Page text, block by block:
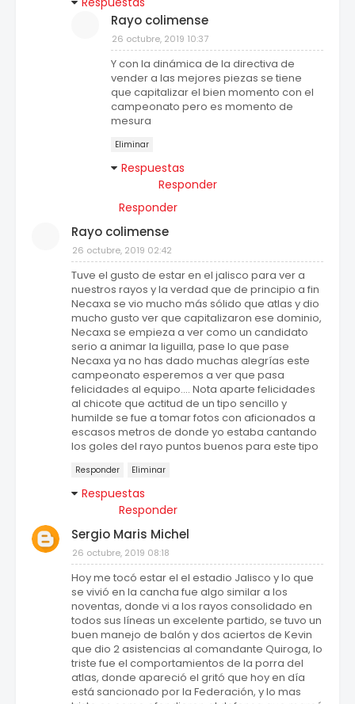
Rayo colimense
26 octubre, 2019 10:37
Y con la dinámica de la directiva de
vender a las mejores piezas se tiene
que capitalizar el bien momento con el
campeonato pero es momento de
mesura
Eliminar
Respuestas
Responder
Responder
Rayo colimense
26 octubre, 2019 02:42
Tuve el gusto de estar en el jalisco para ver a
nuestros rayos y la verdad que de principio a fin
Necaxa se vio mucho más sólido que atlas y dio
mucho gusto ver que capitalizaron ese dominio,
Necaxa se empieza a ver como un candidato
serio a animar la liguilla, pase lo que pase
Necaxa ya no has dado muchas alegrías este
campeonato esperemos a ver que pasa
felicidades al equipo.... Nota aparte felicidades
al chicote que actitud de un tipo sencillo y
humilde se fue a tomar fotos con aficionados a
escasos metros de donde yo estaba cantando
los goles del rayo puntos buenos para este tipo
Responder Eliminar
Respuestas
Responder
Sergio Maris Michel
26 octubre, 2019 08:18
Hoy me tocó estar el el estadio Jalisco y lo que
se vivió en la cancha fue algo similar a los
noventas, donde vi a los rayos consolidado en
todos sus líneas un excelente partido, se tuvo un
buen manejo de balón y dos aciertos de Kevin
que dio 2 asistencias al comandante Quiroga, lo
triste fue el comportamientos de la porra del
atlas, donde apareció el gritó que hoy en día
está sancionado por la Federación, y lo mas